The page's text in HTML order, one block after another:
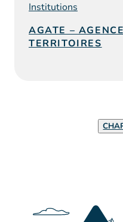
Institutions
AGATE –
TERRITOIRES